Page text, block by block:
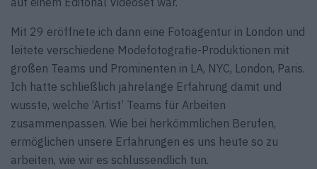
Mit 29 eröffnete ich dann eine Fotoagentur in London und
leitete verschiedene Modefotografie-Produktionen mit
großen Teams und Prominenten in LA, NYC, London, Paris.
Ich hatte schließlich jahrelange Erfahrung damit und
wusste, welche ‘Artist’ Teams für Arbeiten
zusammenpassen. Wie bei herkömmlichen Berufen,
ermöglichen unsere Erfahrungen es uns heute so zu
arbeiten, wie wir es schlussendlich tun.